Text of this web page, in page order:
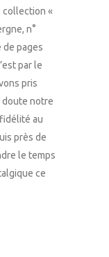
collection «
n°
de pages
par le
pris
doute notre
au
près de
le temps
ce